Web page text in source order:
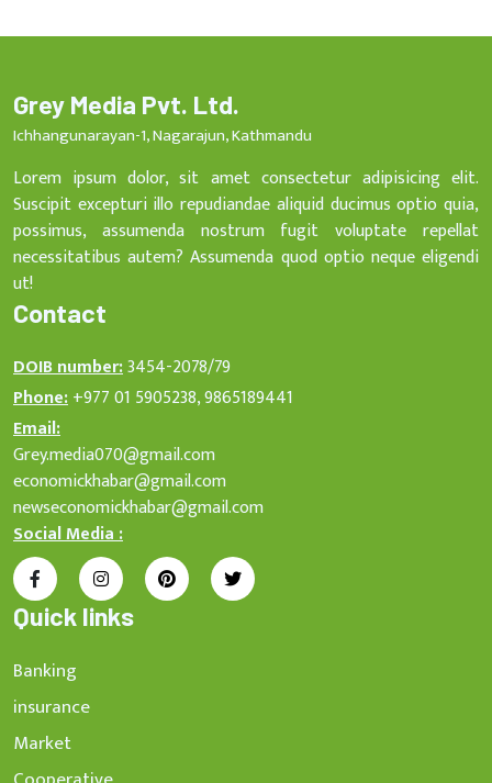
Grey Media Pvt. Ltd.
Ichhangunarayan-1, Nagarajun, Kathmandu
Lorem ipsum dolor, sit amet consectetur adipisicing elit.
Suscipit excepturi illo repudiandae aliquid ducimus optio quia,
possimus, assumenda nostrum fugit voluptate repellat
necessitatibus autem? Assumenda quod optio neque eligendi
ut!
Contact
DOIB number:3454-2078/79
Phone:+977 01 5905238, 9865189441
Email:
Grey.media070@gmail.com
economickhabar@gmail.com
newseconomickhabar@gmail.com
Social Media :
Quick links
Banking
insurance
Market